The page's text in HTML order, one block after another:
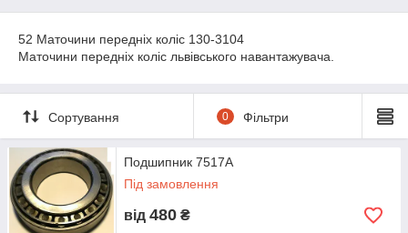
52 Маточини передніх коліс 130-3104
Маточини передніх коліс львівського навантажувача.
Сортування 0 Фільтри
Подшипник 7517А
Під замовлення
від 480 ₴